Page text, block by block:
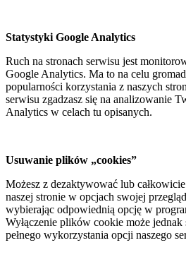
Statystyki Google Analytics
Ruch na stronach serwisu jest
Google Analytics. Ma to na celu
popularności korzystania z naszych
serwisu zgadzasz się na analizowanie
Analytics w celach tu opisanych.
Usuwanie plików „cookies”
Możesz z dezaktywować lub
naszej stronie w opcjach swojej
wybierając odpowiednią opcję w
Wyłączenie plików cookie może
pełnego wykorzystania opcji naszego